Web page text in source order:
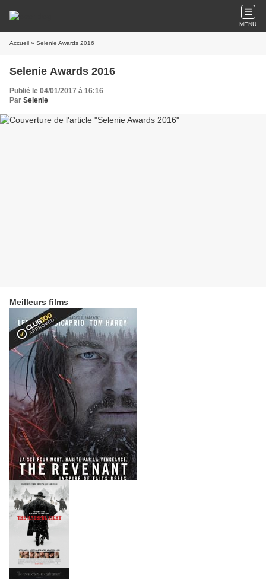
MENU
Accueil » Selenie Awards 2016
Selenie Awards 2016
Publié le 04/01/2017 à 16:16
Par Selenie
Meilleurs films